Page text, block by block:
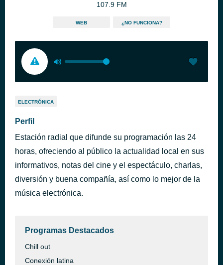
107.9 FM
WEB ¿NO FUNCIONA?
ELECTRÓNICA
Perfil
Estación radial que difunde su programación las 24
horas, ofreciendo al público la actualidad local en sus
informativos, notas del cine y el espectáculo, charlas,
diversión y buena compañía, así como lo mejor de la
música electrónica.
Programas Destacados
Chill out
Conexión latina